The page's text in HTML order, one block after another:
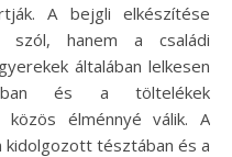
A bejgli elkészítése
szól, hanem a családi
általában lelkesen
és a töltelékek
élménnyé válik. A
tésztában és a